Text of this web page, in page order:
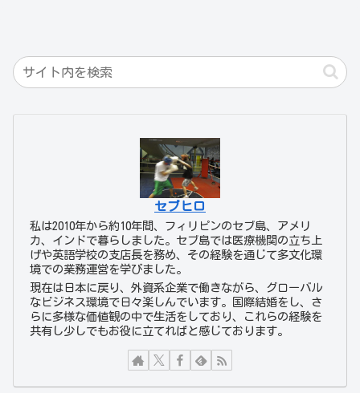
セブヒロ
私は2010年から約10年間、フィリピンのセブ島、アメリ
カ、インドで暮らしました。セブ島では医療機関の立ち上
げや英語学校の支店長を務め、その経験を通じて多文化環
境での業務運営を学びました。
現在は日本に戻り、外資系企業で働きながら、グローバル
なビジネス環境で日々楽しんでいます。国際結婚をし、さ
らに多様な価値観の中で生活をしており、これらの経験を
共有し少しでもお役に立てればと感じております。